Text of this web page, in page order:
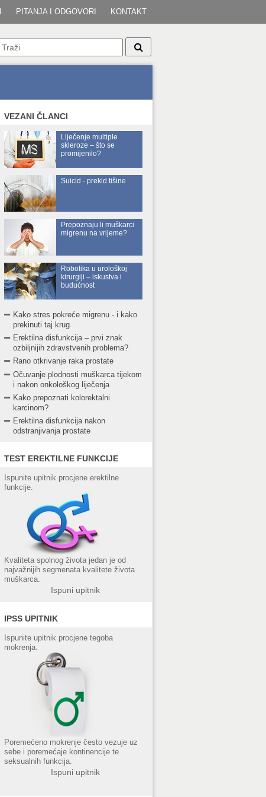
PITANJA I ODGOVORI KONTAKT
VEZANI ČLANCI
Liječenje multiple
skleroze – što se
promijenilo?
Suicid - prekid tišine
Prepoznaju li muškarci
migrenu na vrijeme?
Robotika u urološkoj
kirurgiji – iskustva i
budućnost
Kako stres pokreće migrenu - i kako
prekinuti taj krug
Erektilna disfunkcija – prvi znak
ozbiljnijih zdravstvenih problema?
Rano otkrivanje raka prostate
Očuvanje plodnosti muškarca tijekom
i nakon onkološkog liječenja
Kako prepoznati kolorektalni
karcinom?
Erektilna disfunkcija nakon
odstranjivanja prostate
TEST EREKTILNE FUNKCIJE
Ispunite upitnik procjene erektilne
funkcije.
Kvaliteta spolnog života jedan je od
najvažnijih segmenata kvalitete života
muškarca.
Ispuni upitnik
IPSS UPITNIK
Ispunite upitnik procjene tegoba
mokrenja.
Poremećeno mokrenje često vezuje uz
sebe i poremećaje kontinencije te
seksualnih funkcija.
Ispuni upitnik